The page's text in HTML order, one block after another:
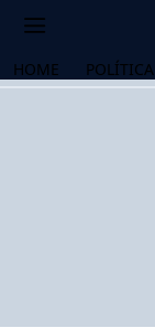
HOME POLÍTICA